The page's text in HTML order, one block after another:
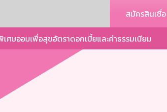
สมัครสินเชื่อ
เศษออมเพื่อสุขอัตราดอกเบี้ยและค่าธรรมเนียม